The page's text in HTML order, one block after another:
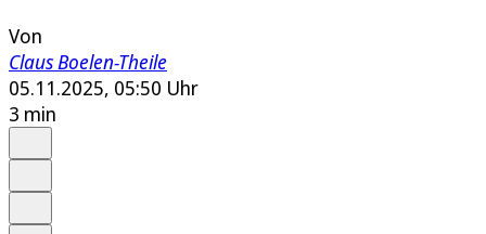
Von
Claus Boelen-Theile
05.11.2025, 05:50 Uhr
3 min